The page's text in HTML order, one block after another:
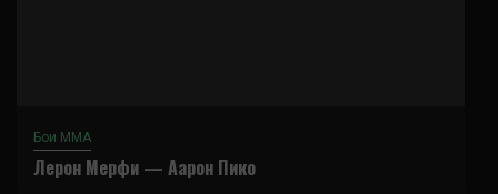
Бои ММА
Лерон Мерфи — Аарон Пико